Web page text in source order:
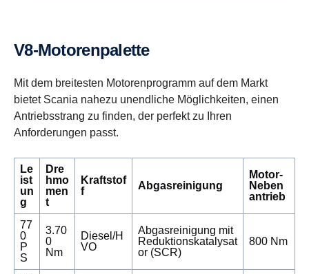
V8-​Motorenpalette
Mit dem breitesten Motorenprogramm auf dem Markt
bietet Scania nahezu unendliche Möglichkeiten, einen
Antriebsstrang zu finden, der perfekt zu Ihren
Anforderungen passt.
Le
ist
un
g
Dre
hmo
men
t
Kraftstof
f
Abgasreinigung
Motor-
Neben
antrieb
77
0
P
S
3.70
0
Nm
Diesel/H
VO
Abgasreinigung mit
Reduktionskatalysat
or (SCR)
800 Nm